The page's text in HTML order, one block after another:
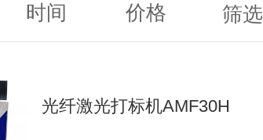
时间 价格 筛选
光纤激光打标机AMF30H